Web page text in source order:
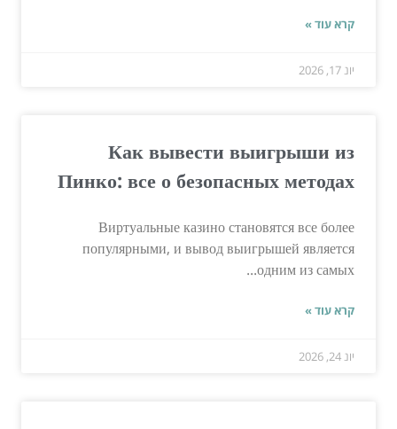
קרא עוד »
יונ 17, 2026
Как вывести выигрыши из
Пинко: все о безопасных методах
Виртуальные казино становятся все более
популярными, и вывод выигрышей является
одним из самых...
קרא עוד »
יונ 24, 2026